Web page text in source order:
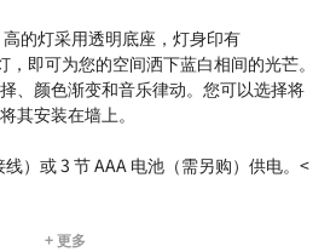
的灯采用透明底座，灯身印有
即可为您的空间洒下蓝白相间的光芒。
、颜色渐变和音乐律动。您可以选择将
其安装在墙上。
）或 3 节 AAA 电池（需另购）供电。<
+ 更多